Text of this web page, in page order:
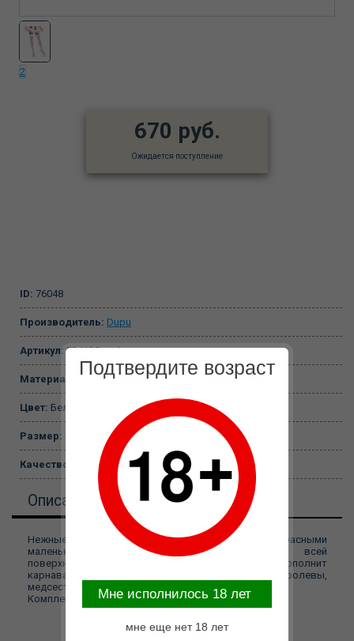
2
670 руб.
Ожидается поступление
ID: 76048
Производитель: Dupu
Артикул: 02413Onesize
Материал: 88% нейлон, 12% спандекс
Цвет: Белый
Размер:
Качество: картонная коробка
Описание
Нежные полупрозрачные белые чулочки с красными
маленькими сердечками, разбросанными по всей
поверхности – такой аксессуар великолепно дополнит
карнавальный образ. Подходит для костюмов королевы,
медсестры, Снегурочки, феи.
Комплект: Чулки белые с сердечками
Подтвердите возраст
Mне исполнилось 18 лет
мне еще нет 18 лет